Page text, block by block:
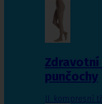
punčochy
II. kompresní